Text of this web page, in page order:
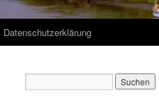
Datenschutzerklärung